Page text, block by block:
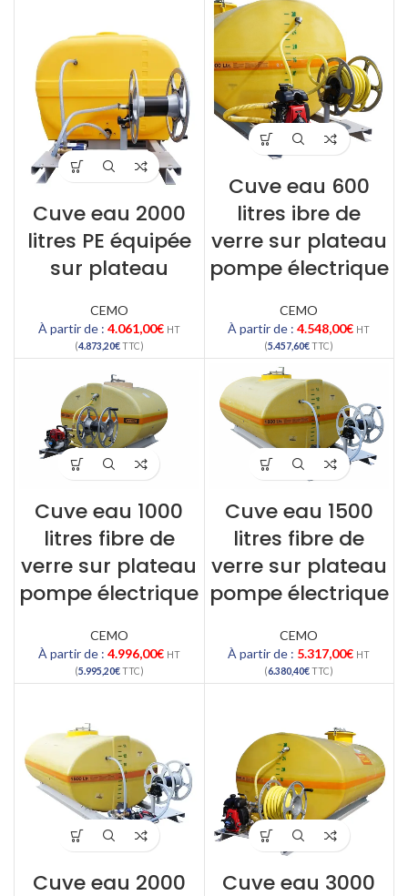
Cuve eau 2000
litres PE équipée
sur plateau
CEMO
À partir de : 4.061,00€ HT
(4.873,20€TTC)
Cuve eau 600
litres ibre de
verre sur plateau
pompe électrique
CEMO
À partir de :4.548,00€ HT
(5.457,60€TTC)
Cuve eau 1000
litres fibre de
verre sur plateau
pompe électrique
CEMO
À partir de : 4.996,00€ HT
(5.995,20€TTC)
Cuve eau 1500
litres fibre de
verre sur plateau
pompe électrique
CEMO
À partir de : 5.317,00€ HT
(6.380,40€TTC)
Cuve eau 2000 Cuve eau 3000